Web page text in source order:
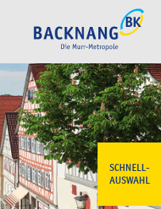
SCHNELL-
AUSWAHL